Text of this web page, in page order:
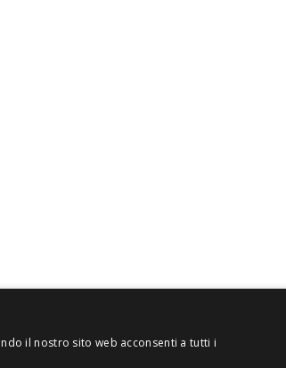
il nostro sito web acconsenti a tutti i